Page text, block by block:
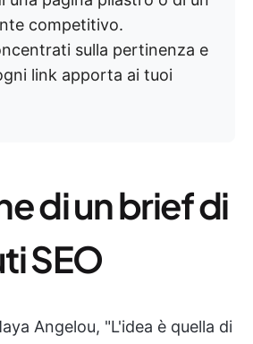
competitivo.
sulla pertinenza e
link apporta ai tuoi
di un brief di
SEO
Angelou, "L'idea è quella di